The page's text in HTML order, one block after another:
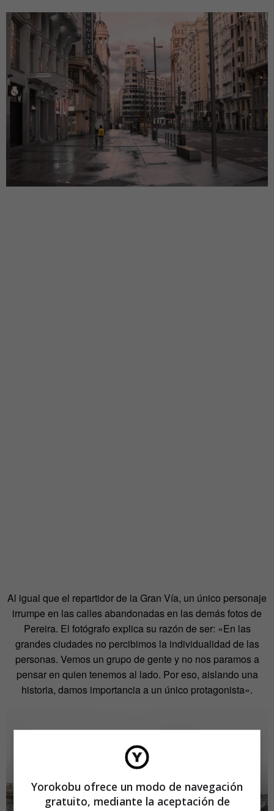
Al igual que el repartidor de la Gran Vía, un único personaje
irrumpe en las calles abandonadas en las demás fotos de
Pereira. El fotógrafo explica su razón de ser: «En las
grandes ciudades no percibimos la individualidad de las
personas. Vemos un grupo de gente y no nos paramos a
pensar en quien tenemos al lado. Por eso, aislando una
historia, damos importancia a un único protagonista».
Yorokobu ofrece un modo de navegación
gratuito, mediante la aceptación de